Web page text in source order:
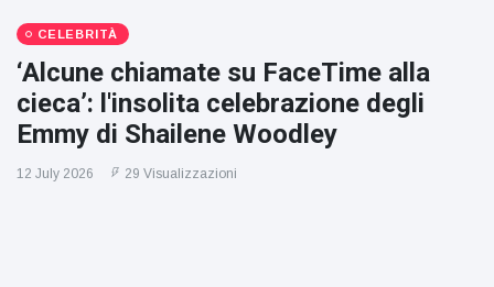
CELEBRITÀ
‘Alcune chiamate su FaceTime alla
cieca’: l'insolita celebrazione degli
Emmy di Shailene Woodley
12 July 2026 29 Visualizzazioni